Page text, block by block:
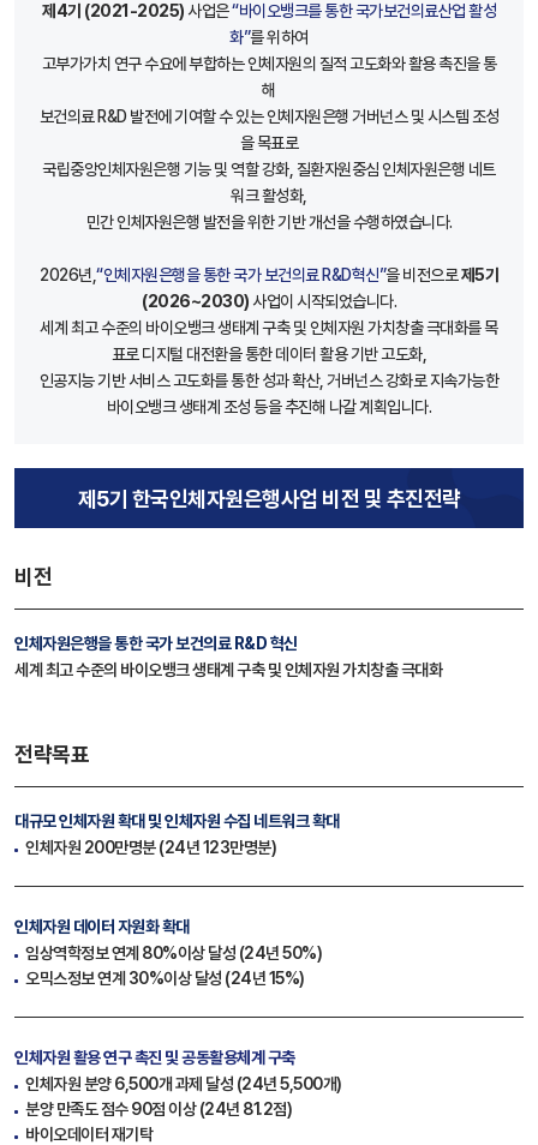
제4기 (2021-2025) 사업은“바이오뱅크를 통한 국가보건의료산업 활성
화”를 위하여
고부가가치 연구 수요에 부합하는 인체자원의 질적 고도화와 활용 촉진을 통
해
보건의료 R&D 발전에 기여할 수 있는 인체자원은행 거버넌스 및 시스템 조성
을 목표로
국립중앙인체자원은행 기능 및 역할 강화, 질환자원중심 인체자원은행 네트
워크 활성화,
민간 인체자원은행 발전을 위한 기반 개선을 수행하였습니다.
2026년, “인체자원은행을 통한 국가 보건의료 R&D혁신”을 비전으로제5기
(2026~2030) 사업이 시작되었습니다.
세계 최고 수준의 바이오뱅크 생태계 구축 및 인체자원 가치창출 극대화를 목
표로 디지털 대전환을 통한 데이터 활용 기반 고도화,
인공지능 기반 서비스 고도화를 통한 성과 확산, 거버넌스 강화로 지속가능한
바이오뱅크 생태계 조성 등을 추진해 나갈 계획입니다.
제5기 한국인체자원은행사업 비전 및 추진전략
비전
인체자원은행을 통한 국가 보건의료 R&D 혁신
세계 최고 수준의 바이오뱅크 생태계 구축 및 인체자원 가치창출 극대화
전략목표
대규모 인체자원 확대 및 인체자원 수집 네트워크 확대
인체자원 200만명분 (24년 123만명분)
인체자원 데이터 자원화 확대
임상역학정보 연계 80%이상 달성 (24년 50%)
오믹스정보 연계 30%이상 달성 (24년 15%)
인체자원 활용 연구 촉진 및 공동활용체계 구축
인체자원 분양 6,500개 과제 달성 (24년 5,500개)
분양 만족도 점수 90점 이상 (24년 81.2점)
바이오데이터 재기탁